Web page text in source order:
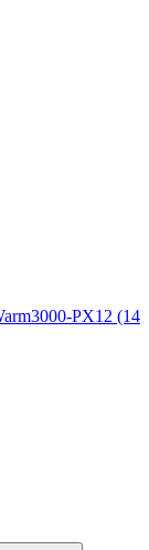
PX12 (14